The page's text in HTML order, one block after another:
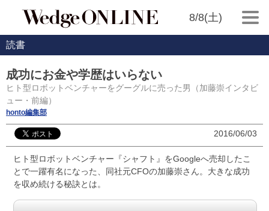
8/8(土)
読書
成功にお金や学歴はいらない
ヒト型ロボットベンチャーをグーグルに売った男（加藤崇インタビ
ュー・前編）
honto編集部
2016/06/03
ヒト型ロボットベンチャー『シャフト』をGoogleへ売却したこ
とで一躍有名になった、同社元CFOの加藤崇さん。大きな成功
を収め続ける秘訣とは。